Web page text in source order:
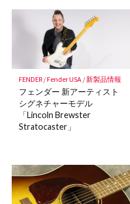
FENDER/Fender USA /新製品情報
フェンダー 新アーティスト
シグネチャーモデル
「Lincoln Brewster
Stratocaster」